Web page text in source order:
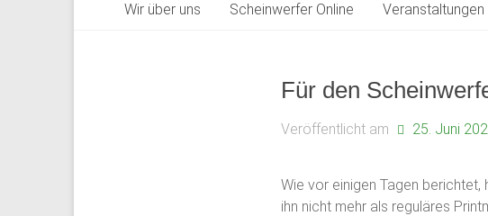
Vereinigung
Butenplöner
Ehemaligenverein
Wir über uns Scheinwerfer Online Veranstaltungen
Für den
Veröffentlicht am 25. Juni
Wie vor einigen Tagen berichtet,
ihn nicht mehr als reguläres